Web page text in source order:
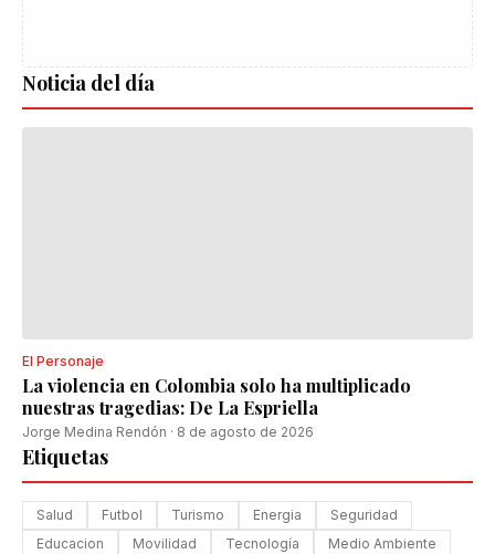
Noticia del día
El Personaje
La violencia en Colombia solo ha multiplicado
nuestras tragedias: De La Espriella
Jorge Medina Rendón · 8 de agosto de 2026
Etiquetas
Salud Futbol Turismo Energia
Seguridad
Educacion
Movilidad Tecnología
Medio Ambiente